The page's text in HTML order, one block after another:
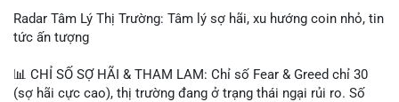
Radar Tâm Lý Thị Trường: Tâm lý sợ hãi, xu hướng coin nhỏ, tin
tức ấn tượng
📊 CHỈ SỐ SỢ HÃI & THAM LAM: Chỉ số Fear & Greed chỉ 30
(sợ hãi cực cao), thị trường đang ở trạng thái ngại rủi ro. Số